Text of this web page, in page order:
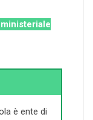
è ente di